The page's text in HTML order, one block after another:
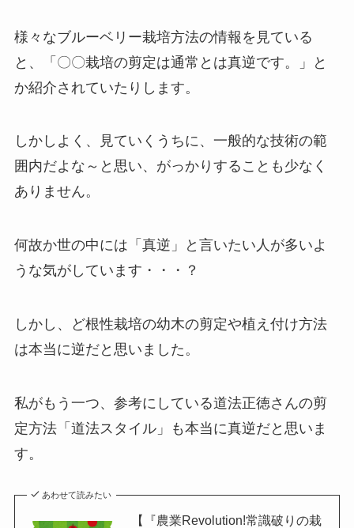
様々なブルーベリー栽培方法の情報を見ている
と、「〇〇栽培の剪定は通常とは真逆です。」と
か紹介されていたりします。
しかしよく、見ていくうちに、一般的な技術の範
囲内だよな～と思い、がっかりすることも少なく
ありません。
何故か世の中には「真逆」と言いたい人が多いよ
うな気がしています・・・？
しかし、ど根性栽培の幼木の剪定や植え付け方法
は本当に逆だと思いました。
私がもう一つ、参考にしている道法正徳さんの剪
定方法「道法スタイル」も本当に真逆だと思いま
す。
あわせて読みたい
【『農業Revolution!常識破りの栽